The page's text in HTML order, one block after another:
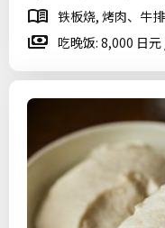
铁板烧, 烤肉、牛
吃晚饭: 8,000 日